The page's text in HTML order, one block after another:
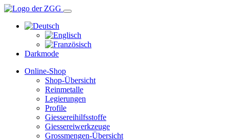
Darkmode
Online-Shop
Shop-Übersicht
Reinmetalle
Legierungen
Profile
Giessereihilfsstoffe
Giessereiwerkzeuge
Grossmengen-Übersicht